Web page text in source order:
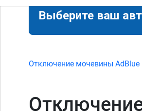
Выберите ваш
Отключение мочевины AdBlue